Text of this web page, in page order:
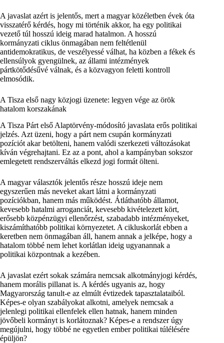
A javaslat azért is jelentős, mert a magyar közéletben évek óta
visszatérő kérdés, hogy mi történik akkor, ha egy politikai
vezető túl hosszú ideig marad hatalmon. A hosszú
kormányzati ciklus önmagában nem feltétlenül
antidemokratikus, de veszélyessé válhat, ha közben a fékek és
ellensúlyok gyengülnek, az állami intézmények
pártkötődésűvé válnak, és a közvagyon feletti kontroll
elmosódik.
A Tisza első nagy közjogi üzenete: legyen vége az örök
hatalom korszakának
A Tisza Párt első Alaptörvény-módosító javaslata erős politikai
jelzés. Azt üzeni, hogy a párt nem csupán kormányzati
pozíciót akar betölteni, hanem valódi szerkezeti változásokat
kíván végrehajtani. Ez az a pont, ahol a kampányban sokszor
emlegetett rendszerváltás elkezd jogi formát ölteni.
A magyar választók jelentős része hosszú ideje nem
egyszerűen más neveket akart látni a kormányzati
pozíciókban, hanem más működést. Átláthatóbb államot,
kevesebb hatalmi arroganciát, kevesebb kivételezett kört,
erősebb közpénzügyi ellenőrzést, szabadabb intézményeket,
kiszámíthatóbb politikai környezetet. A cikluskorlát ebben a
keretben nem önmagában áll, hanem annak a jelképe, hogy a
hatalom többé nem lehet korlátlan ideig ugyanannak a
politikai központnak a kezében.
A javaslat ezért sokak számára nemcsak alkotmányjogi kérdés,
hanem morális pillanat is. A kérdés ugyanis az, hogy
Magyarország tanult-e az elmúlt évtizedek tapasztalataiból.
Képes-e olyan szabályokat alkotni, amelyek nemcsak a
jelenlegi politikai ellenfelek ellen hatnak, hanem minden
jövőbeli kormányt is korlátoznak? Képes-e a rendszer úgy
megújulni, hogy többé ne egyetlen ember politikai túlélésére
épüljön?